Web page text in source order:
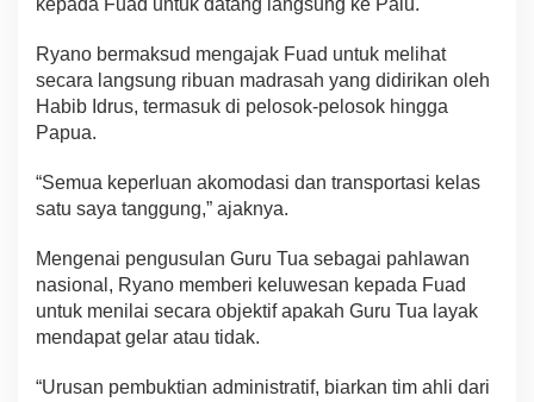
kepada Fuad untuk datang langsung ke Palu.
Ryano bermaksud mengajak Fuad untuk melihat
secara langsung ribuan madrasah yang didirikan oleh
Habib Idrus, termasuk di pelosok-pelosok hingga
Papua.
“Semua keperluan akomodasi dan transportasi kelas
satu saya tanggung,” ajaknya.
Mengenai pengusulan Guru Tua sebagai pahlawan
nasional, Ryano memberi keluwesan kepada Fuad
untuk menilai secara objektif apakah Guru Tua layak
mendapat gelar atau tidak.
“Urusan pembuktian administratif, biarkan tim ahli dari